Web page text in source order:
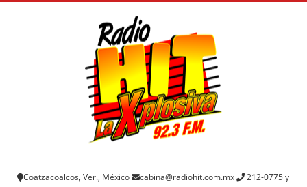
Coatzacoalcos, Ver., México cabina@radiohit.com.mx
212-0775 y